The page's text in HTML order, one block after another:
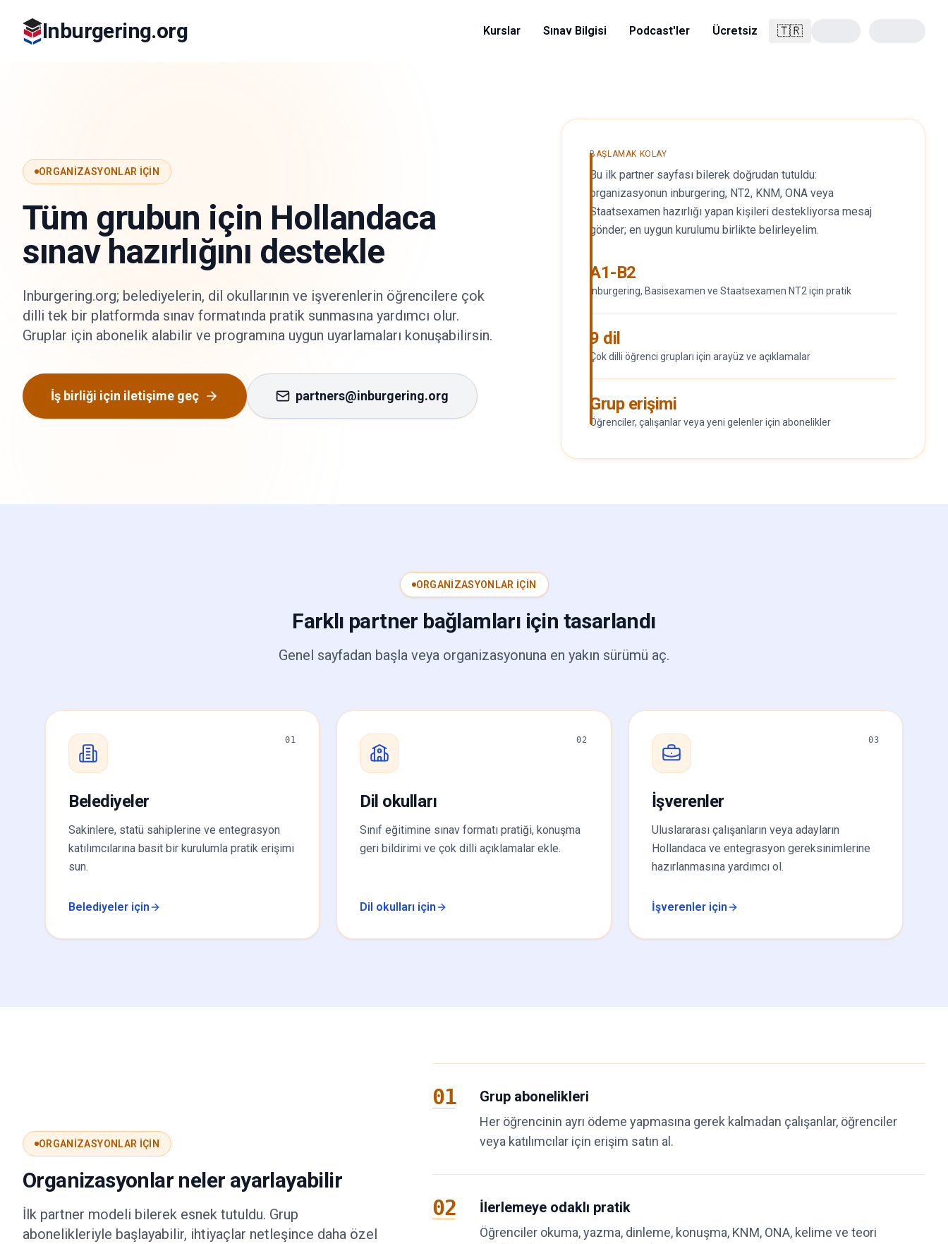
Inburgering.org Kurslar Sınav Bilgisi Podcast'ler Ücretsiz 🇹🇷Türkçe
ORGANIZASYONLAR IÇIN
Tüm grubun için Hollandaca
sınav hazırlığını destekle
Inburgering.org; belediyelerin, dil okullarının ve işverenlerin öğrencilere çok
dilli tek bir platformda sınav formatında pratik sunmasına yardımcı olur.
Gruplar için abonelik alabilir ve programına uygun uyarlamaları konuşabilirsin.
İş birliği için iletişime geç partners@inburgering.org
BAŞLAMAK KOLAY
Bu ilk partner sayfası bilerek doğrudan tutuldu:
organizasyonun inburgering, NT2, KNM, ONA veya
Staatsexamen hazırlığı yapan kişileri destekliyorsa mesaj
gönder; en uygun kurulumu birlikte belirleyelim.
A1-B2
inburgering, Basisexamen ve Staatsexamen NT2 için pratik
9 dil
Çok dilli öğrenci grupları için arayüz ve açıklamalar
Grup erişimi
Öğrenciler, çalışanlar veya yeni gelenler için abonelikler
ORGANIZASYONLAR IÇIN
Farklı partner bağlamları için tasarlandı
Genel sayfadan başla veya organizasyonuna en yakın sürümü aç.
01
Belediyeler
Sakinlere, statü sahiplerine ve entegrasyon
katılımcılarına basit bir kurulumla pratik erişimi
sun.
Belediyeler için
02
Dil okulları
Sınıf eğitimine sınav formatı pratiği, konuşma
geri bildirimi ve çok dilli açıklamalar ekle.
Dil okulları için
03
İşverenler
Uluslararası çalışanların veya adayların
Hollandaca ve entegrasyon gereksinimlerine
hazırlanmasına yardımcı ol.
İşverenler için
ORGANIZASYONLAR IÇIN
Organizasyonlar neler ayarlayabilir
İlk partner modeli bilerek esnek tutuldu. Grup
abonelikleriyle başlayabilir, ihtiyaçlar netleşince daha özel
01 Grup abonelikleri
Her öğrencinin ayrı ödeme yapmasına gerek kalmadan çalışanlar, öğrenciler
veya katılımcılar için erişim satın al.
02 İlerlemeye odaklı pratik
Öğrenciler okuma, yazma, dinleme, konuşma, KNM, ONA, kelime ve teori